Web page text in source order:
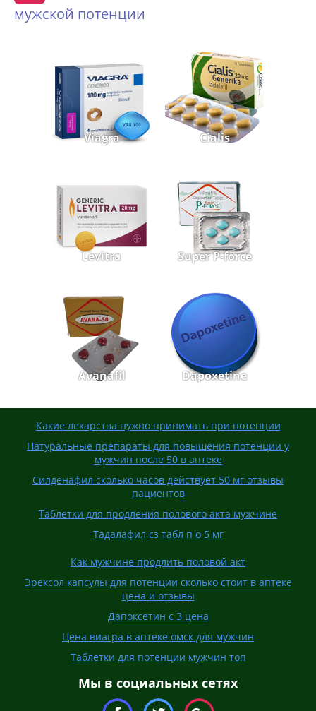
мужской потенции
Viagra Cialis
Levitra Super P-force
Avanafil Dapoxetine
Какие лекарства нужно принимать при потенции
Натуральные препараты для повышения потенции у
мужчин после 50 в аптеке
Силденафил сколько часов действует 50 мг отзывы
пациентов
Таблетки для продления полового акта мужчине
Тадалафил сз табл п о 5 мг
Как мужчине продлить половой акт
Эрексол капсулы для потенции сколько стоит в аптеке
цена и отзывы
Дапоксетин с 3 цена
Цена виагра в аптеке омск для мужчин
Таблетки для потенции мужчин топ
Мы в социальных сетях